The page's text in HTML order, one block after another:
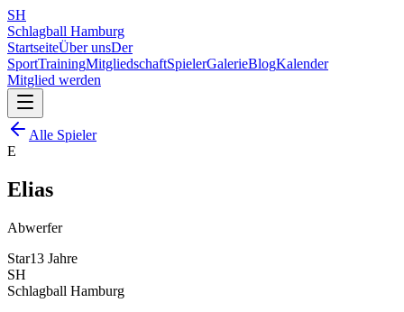
SH
Schlagball Hamburg
StartseiteÜber unsDer
SportTrainingMitgliedschaftSpielerGalerieBlogKalender
Mitglied werden
Alle Spieler
E
Elias
Abwerfer
Star13 Jahre
SH
Schlagball Hamburg